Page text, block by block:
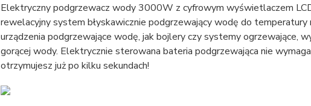
Elektryczny podgrzewacz wody 3000W z cyfrowym wyświetlaczem
rewelacyjny system błyskawicznie podgrzewający wodę do
urządzenia podgrzewające wodę, jak bojlery czy systemy ogrzewające,
gorącej wody. Elektrycznie sterowana bateria podgrzewająca nie
otrzymujesz już po kilku sekundach!